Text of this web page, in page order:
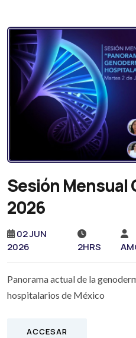
Sesión Mensual
2026
02 JUN
2026
2HRS
Panorama actual de la
hospitalarios de México
ACCESAR